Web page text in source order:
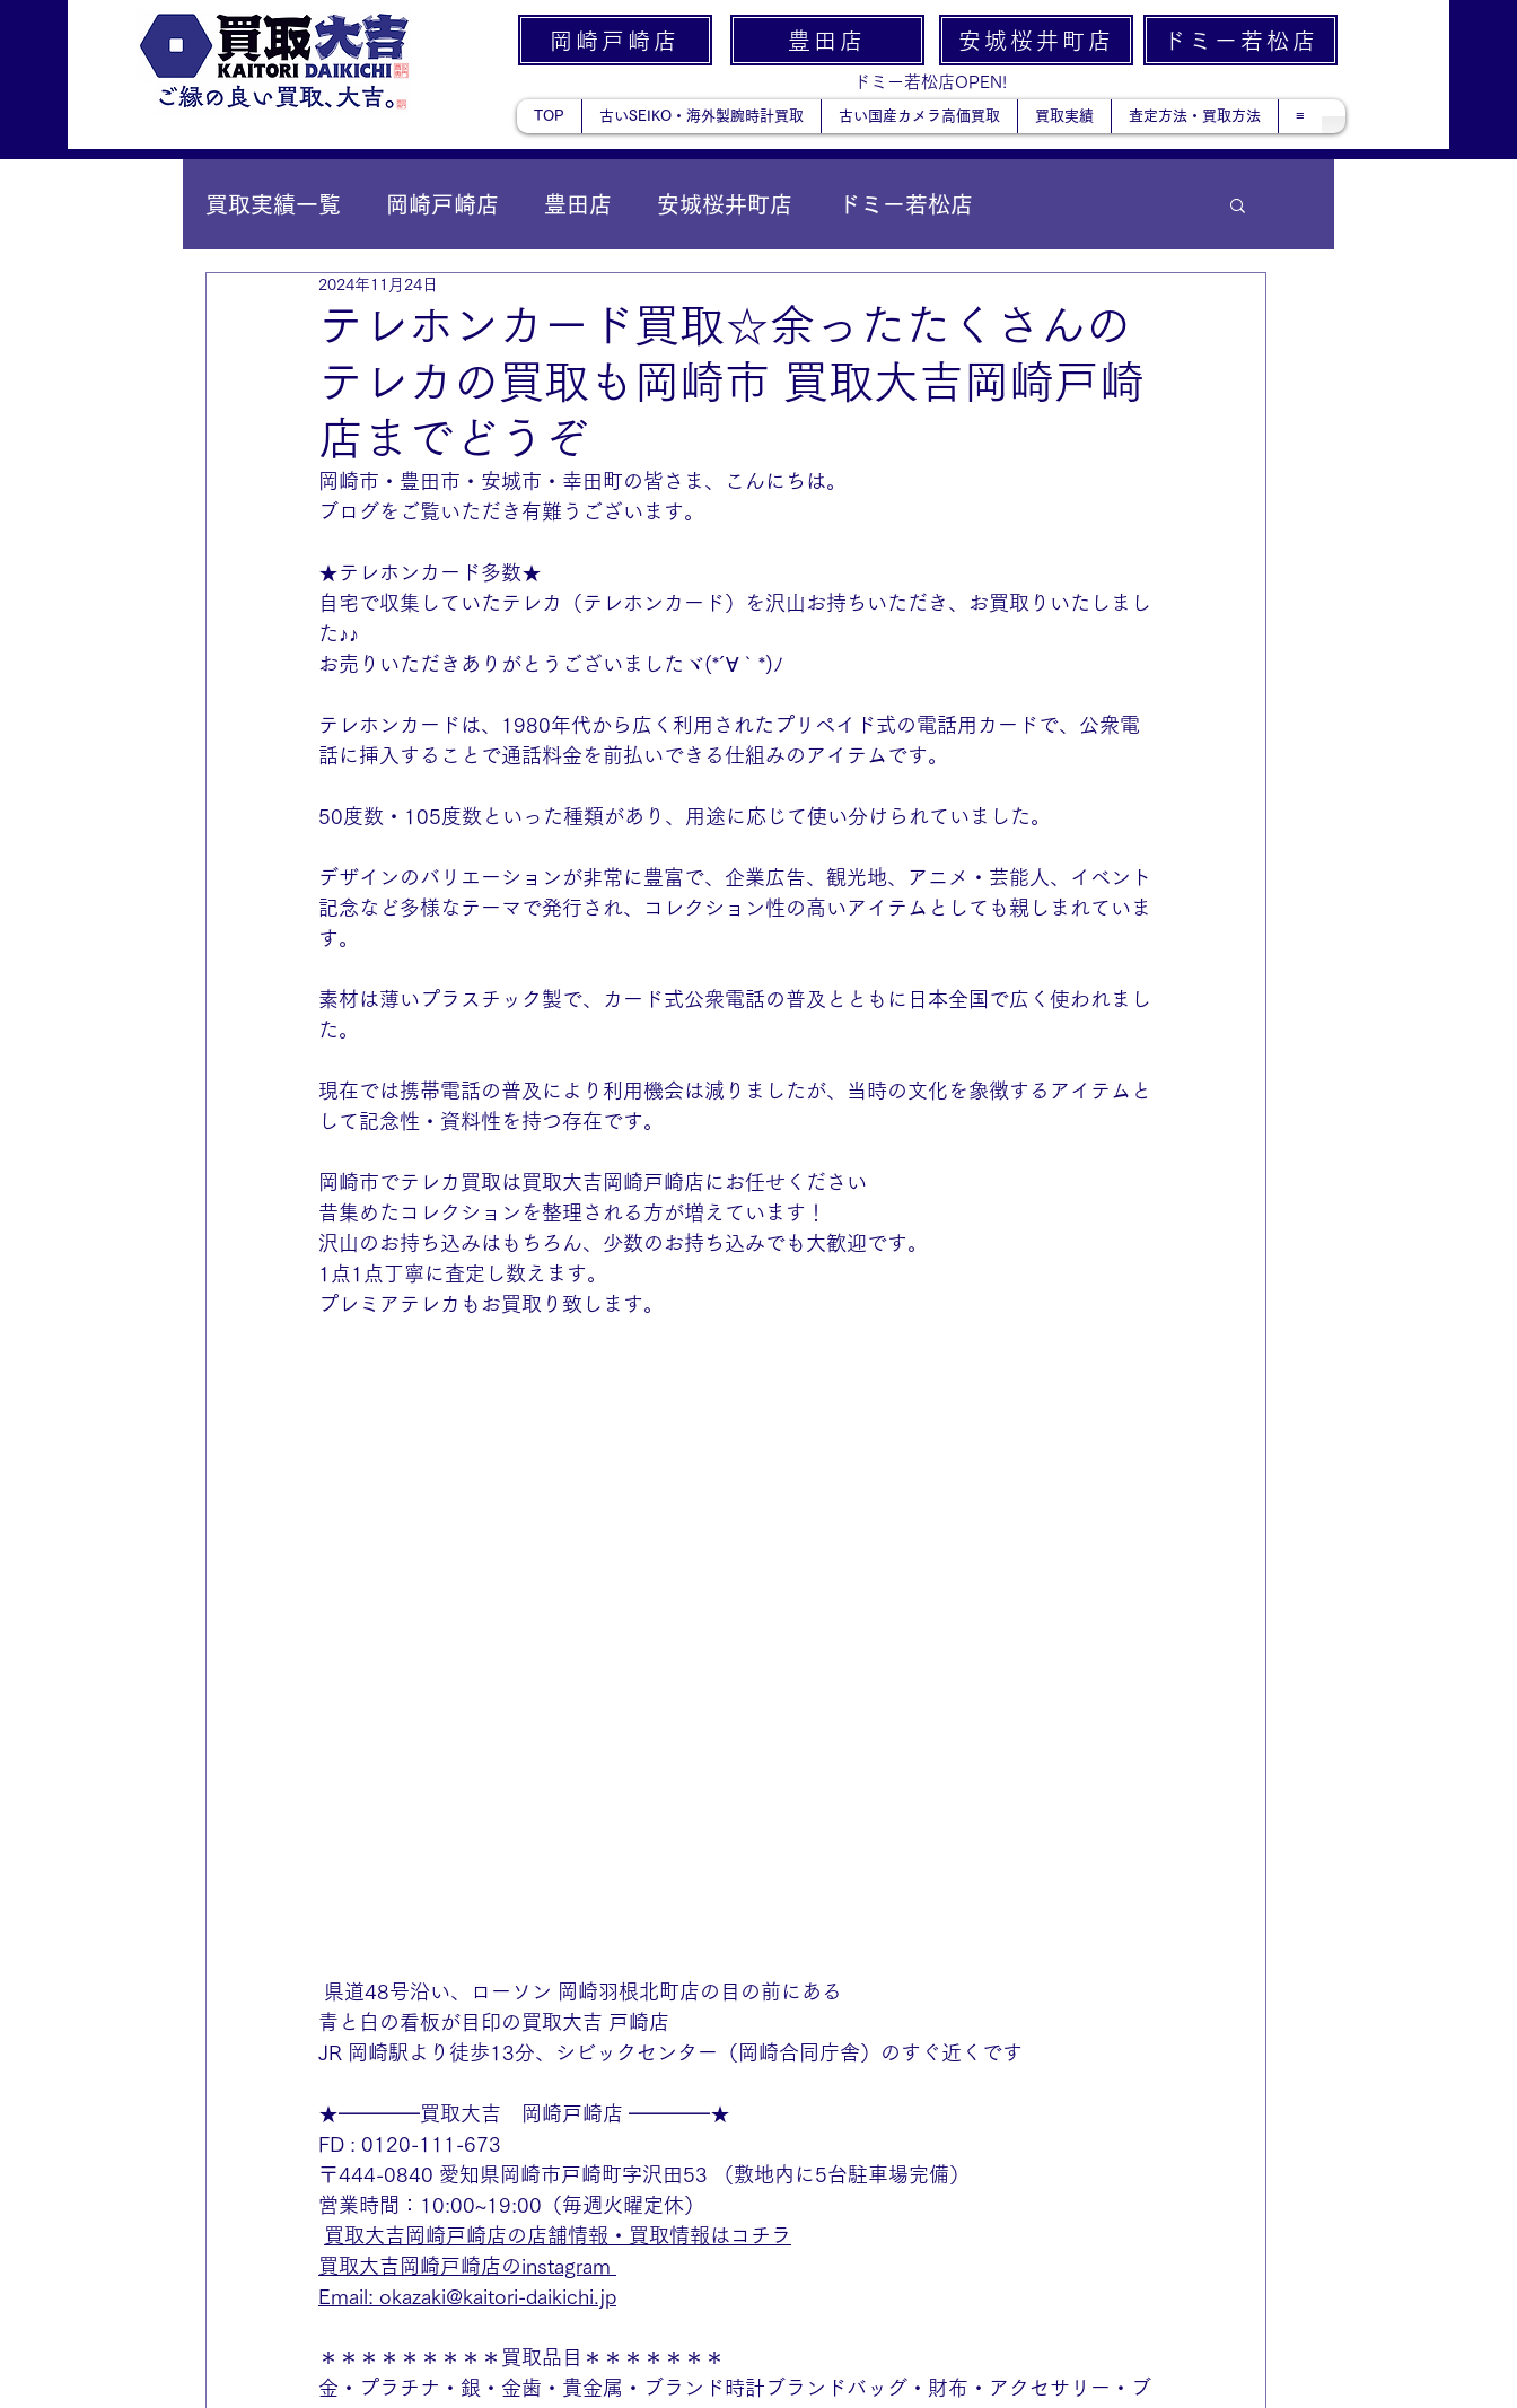
岡崎戸崎店 豊田店 安城桜井町店 ドミー若松店
ドミー若松店OPEN!
TOP 古いSEIKO・海外製腕時計買取 古い国産カメラ高価買取 買取実績 査定方法・買取方法 ≡
買取実績一覧 岡崎戸崎店 豊田店 安城桜井町店 ドミー若松店
IY安城店（安城桜井町店に統合）
テレホンカード買取☆余ったたくさんの
テレカの買取も岡崎市 買取大吉岡崎戸崎
店までどうぞ
2024年11月24日
岡崎市・豊田市・安城市・幸田町の皆さま、こんにちは。
ブログをご覧いただき有難うございます。
★テレホンカード多数★
自宅で収集していたテレカ（テレホンカード）を沢山お持ちいただき、お買取りいたしまし
た♪♪
お売りいただきありがとうございましたヾ(*´∀｀*)ﾉ
テレホンカードは、1980年代から広く利用されたプリペイド式の電話用カードで、公衆電
話に挿入することで通話料金を前払いできる仕組みのアイテムです。
50度数・105度数といった種類があり、用途に応じて使い分けられていました。
デザインのバリエーションが非常に豊富で、企業広告、観光地、アニメ・芸能人、イベント
記念など多様なテーマで発行され、コレクション性の高いアイテムとしても親しまれていま
す。
素材は薄いプラスチック製で、カード式公衆電話の普及とともに日本全国で広く使われまし
た。
現在では携帯電話の普及により利用機会は減りましたが、当時の文化を象徴するアイテムと
して記念性・資料性を持つ存在です。
岡崎市でテレカ買取は買取大吉岡崎戸崎店にお任せください
昔集めたコレクションを整理される方が増えています！
沢山のお持ち込みはもちろん、少数のお持ち込みでも大歓迎です。
1点1点丁寧に査定し数えます。
プレミアテレカもお買取り致します。
県道48号沿い、ローソン 岡崎羽根北町店の目の前にある
青と白の看板が目印の買取大吉 戸崎店
JR 岡崎駅より徒歩13分、シビックセンター（岡崎合同庁舎）のすぐ近くです
★━━━━買取大吉　岡崎戸崎店 ━━━━★
FD : 0120-111-673
〒444-0840 愛知県岡崎市戸崎町字沢田53 （敷地内に5台駐車場完備）
営業時間：10:00~19:00（毎週火曜定休）
買取大吉岡崎戸崎店の店舗情報・買取情報はコチラ
買取大吉岡崎戸崎店のinstagram
Email: okazaki@kaitori-daikichi.jp
＊＊＊＊＊＊＊＊＊買取品目＊＊＊＊＊＊＊
金・プラチナ・銀・金歯・貴金属・ブランド時計ブランドバッグ・財布・アクセサリー・ブ